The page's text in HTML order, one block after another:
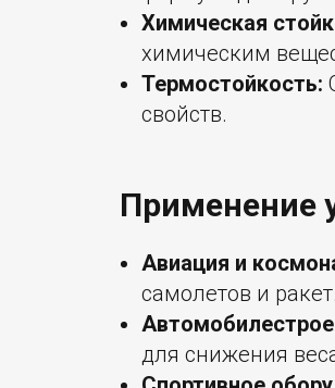
Химическая
химическим
Термостойкость:
свойств.
Применение
Авиация и
самолетов и ракет.
для снижения